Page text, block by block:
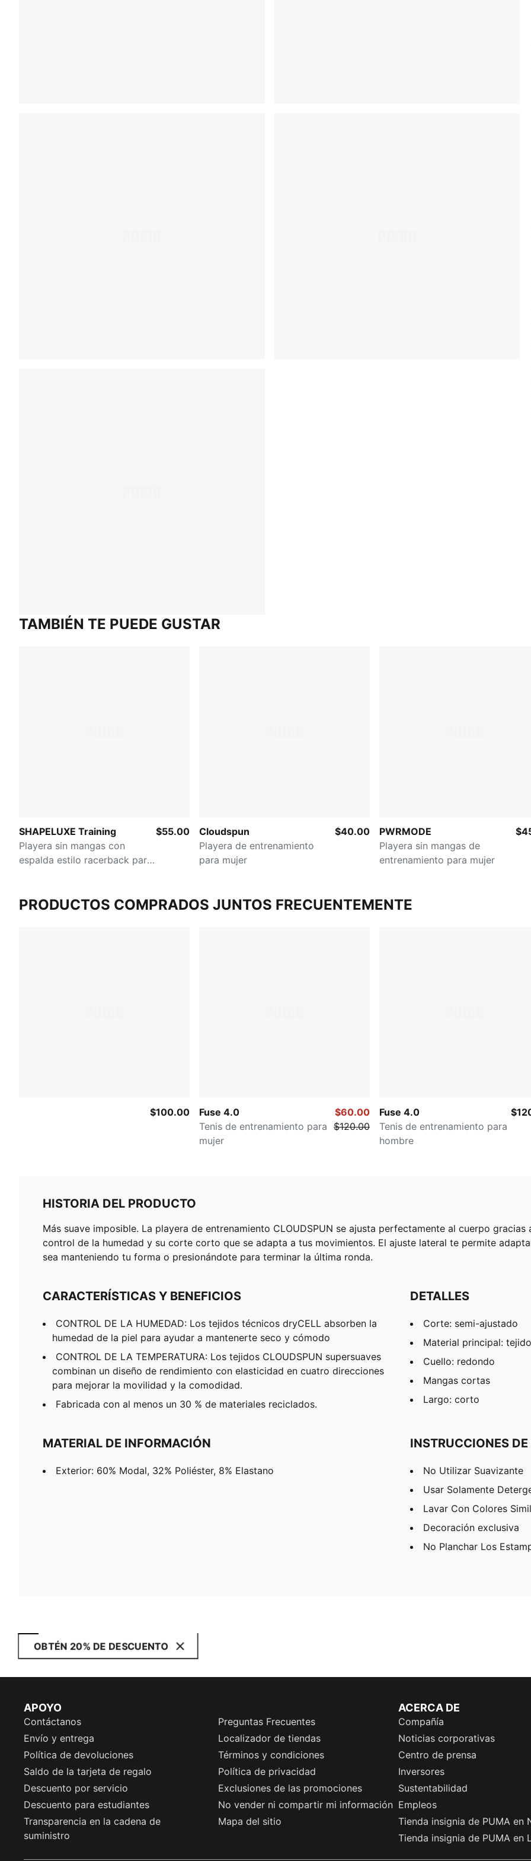
TAMBIÉN TE PUEDE GUSTAR
SHAPELUXE Training
Playera sin mangas con
espalda estilo racerback para
$55.00
Cloudspun
Playera de entrenamiento
para mujer
$40.00
PWRMODE
Playera sin mangas de
entrenamiento para mujer
PRODUCTOS COMPRADOS JUNTOS FRECUENTEMENTE
$100.00
Fuse 4.0
Tenis de entrenamiento para
mujer
$60.00
$120.00
Fuse 4.0
Tenis de entrenamiento para
hombre
HISTORIA DEL PRODUCTO
Más suave imposible. La playera de entrenamiento CLOUDSPUN se ajusta perfectamente al cuerpo
control de la humedad y su corte corto que se adapta a tus movimientos. El ajuste lateral te permite
sea manteniendo tu forma o presionándote para terminar la última ronda.
CARACTERÍSTICAS Y BENEFICIOS
CONTROL DE LA HUMEDAD: Los tejidos técnicos dryCELL absorben la
humedad de la piel para ayudar a mantenerte seco y cómodo
CONTROL DE LA TEMPERATURA: Los tejidos CLOUDSPUN supersuaves
combinan un diseño de rendimiento con elasticidad en cuatro direcciones
para mejorar la movilidad y la comodidad.
Fabricada con al menos un 30 % de materiales reciclados.
DETALLES
Corte: semi-ajustado
Material principal:
Cuello: redondo
Mangas cortas
Largo: corto
MATERIAL DE INFORMACIÓN
Exterior: 60% Modal, 32% Poliéster, 8% Elastano
INSTRUCCIONES
No Utilizar Suavizante
Usar Solamente
Lavar Con Colores
Decoración exclusiva
No Planchar Los
OBTÉN 20% DE DESCUENTO
APOYO
Contáctanos
Preguntas Frecuentes
Envío y entrega
Localizador de tiendas
Política de devoluciones
Términos y condiciones
Saldo de la tarjeta de regalo
Política de privacidad
Descuento por servicio
Exclusiones de las promociones
Descuento para estudiantes
No vender ni compartir mi información
Transparencia en la cadena de
suministro
Mapa del sitio
ACERCA DE
Compañía
Noticias corporativas
Centro de prensa
Inversores
Sustentabilidad
Empleos
Tienda insignia de PUMA en
Tienda insignia de PUMA en